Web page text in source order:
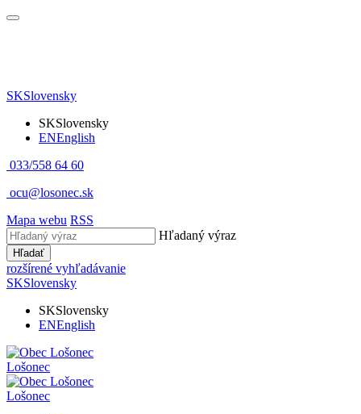
SKSlovensky
SKSlovensky
ENEnglish
033/558 64 60
ocu@losonec.sk
Mapa webu RSS
Hľadaný výraz
Hľadať
rozšírené vyhľadávanie
SKSlovensky
SKSlovensky
ENEnglish
Lošonec
Lošonec